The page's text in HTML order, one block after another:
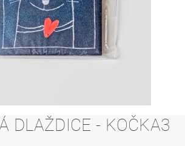
DLAŽDICE - KOČKA3